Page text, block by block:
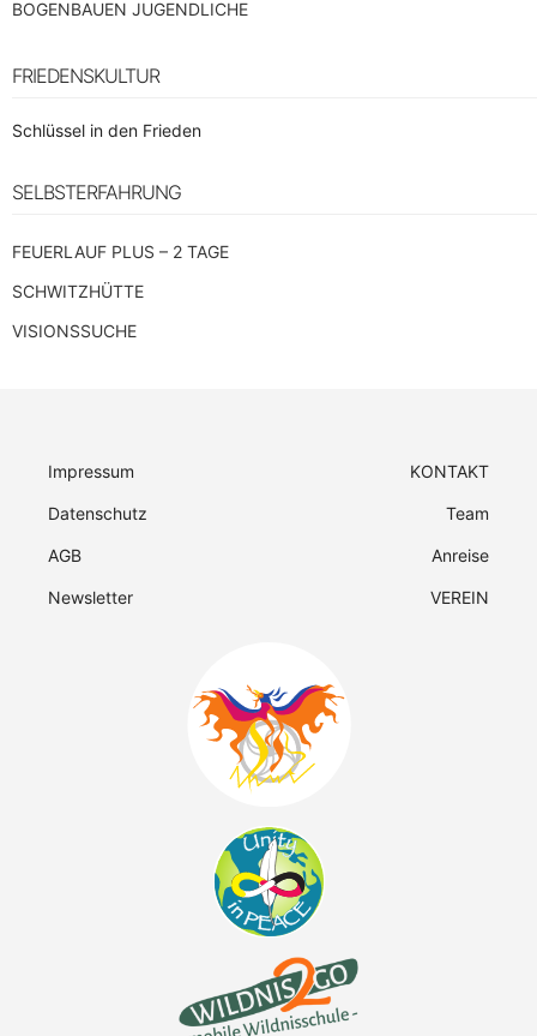
BOGENBAUEN JUGENDLICHE
FRIEDENSKULTUR
Schlüssel in den Frieden
SELBSTERFAHRUNG
FEUERLAUF PLUS – 2 TAGE
SCHWITZHÜTTE
VISIONSSUCHE
Impressum
Datenschutz
AGB
Newsletter
KONTAKT
Team
Anreise
VEREIN